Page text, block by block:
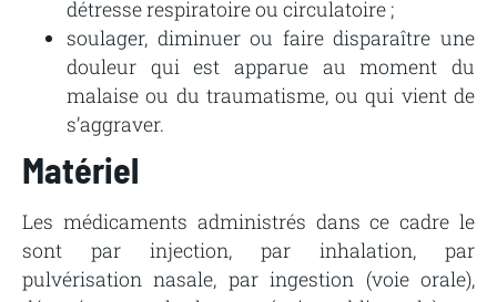
détresse respiratoire ou circulatoire ;
soulager, diminuer ou faire disparaître une
douleur qui est apparue au moment du
malaise ou du traumatisme, ou qui vient de
s’aggraver.
Matériel
Les médicaments administrés dans ce cadre le
sont par injection, par inhalation, par
pulvérisation nasale, par ingestion (voie orale),